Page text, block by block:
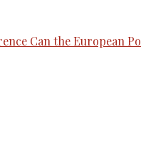
Can the European